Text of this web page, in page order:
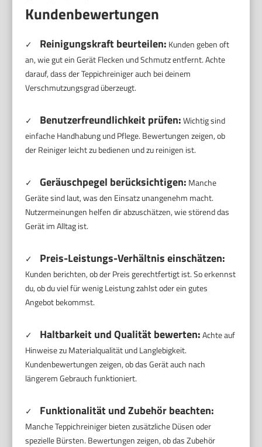
Kundenbewertungen
✓ Reinigungskraft beurteilen: Kunden geben oft
an, wie gut ein Gerät Flecken und Schmutz entfernt. Achte
darauf, dass der Teppichreiniger auch bei deinem
Verschmutzungsgrad überzeugt.
✓ Benutzerfreundlichkeit prüfen:Wichtig sind
einfache Handhabung und Pflege. Bewertungen zeigen, ob
der Reiniger leicht zu bedienen und zu reinigen ist.
✓ Geräuschpegel berücksichtigen: Manche
Geräte sind laut, was den Einsatz unangenehm macht.
Nutzermeinungen helfen dir abzuschätzen, wie störend das
Gerät im Alltag ist.
✓ Preis-Leistungs-Verhältnis einschätzen:
Kunden berichten, ob der Preis gerechtfertigt ist. So erkennst
du, ob du viel für wenig Leistung zahlst oder ein gutes
Angebot bekommst.
✓ Haltbarkeit und Qualität bewerten:Achte auf
Hinweise zu Materialqualität und Langlebigkeit.
Kundenbewertungen zeigen, ob das Gerät auch nach
längerem Gebrauch funktioniert.
✓ Funktionalität und Zubehör beachten:
Manche Teppichreiniger bieten zusätzliche Düsen oder
spezielle Bürsten. Bewertungen zeigen, ob das Zubehör